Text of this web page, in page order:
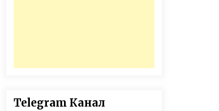
Telegram Канал